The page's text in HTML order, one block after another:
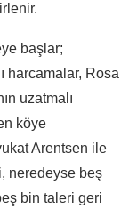
başlar;
harcamalar, Rosa
uzatmalı
köye
Arentsen ile
neredeyse beş
bin taleri geri